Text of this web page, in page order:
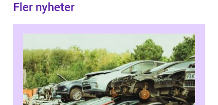
Fler nyheter